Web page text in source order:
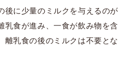
後に少量のミルクを与えるのが
乳食が進み、一食が飲み物を含
離乳食の後のミルクは不要とな